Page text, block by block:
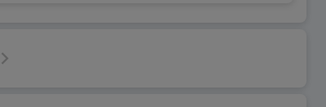
Następna strona